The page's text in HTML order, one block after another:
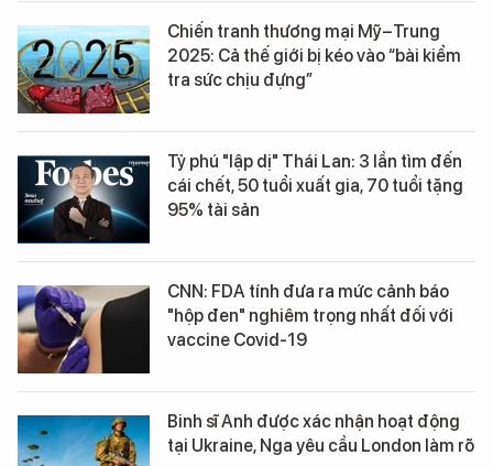
Chiến tranh thương mại Mỹ–Trung
2025: Cả thế giới bị kéo vào “bài kiểm
tra sức chịu đựng”
Tỷ phú "lập dị" Thái Lan: 3 lần tìm đến
cái chết, 50 tuổi xuất gia, 70 tuổi tặng
95% tài sản
CNN: FDA tính đưa ra mức cảnh báo
"hộp đen" nghiêm trọng nhất đối với
vaccine Covid-19
Binh sĩ Anh được xác nhận hoạt động
tại Ukraine, Nga yêu cầu London làm rõ